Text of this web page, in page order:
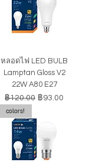
หลอดไฟ LED BULB
Lamptan Gloss V2
22W A80 E27
ราคาปกติ
฿120.00 ราคาขายลด
฿93.00
colors!